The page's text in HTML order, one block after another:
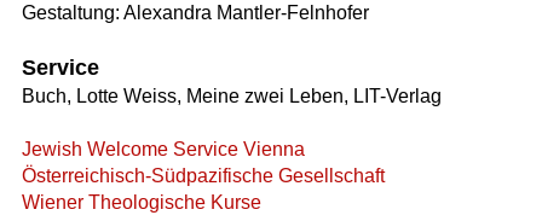
Gestaltung: Alexandra Mantler-Felnhofer
Service
Buch, Lotte Weiss, Meine zwei Leben, LIT-Verlag
Jewish Welcome Service Vienna
Österreichisch-Südpazifische Gesellschaft
Wiener Theologische Kurse